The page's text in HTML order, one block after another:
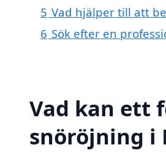
5 Vad hjälper till att
6 Sök efter en
Vad kan ett
snöröjning i